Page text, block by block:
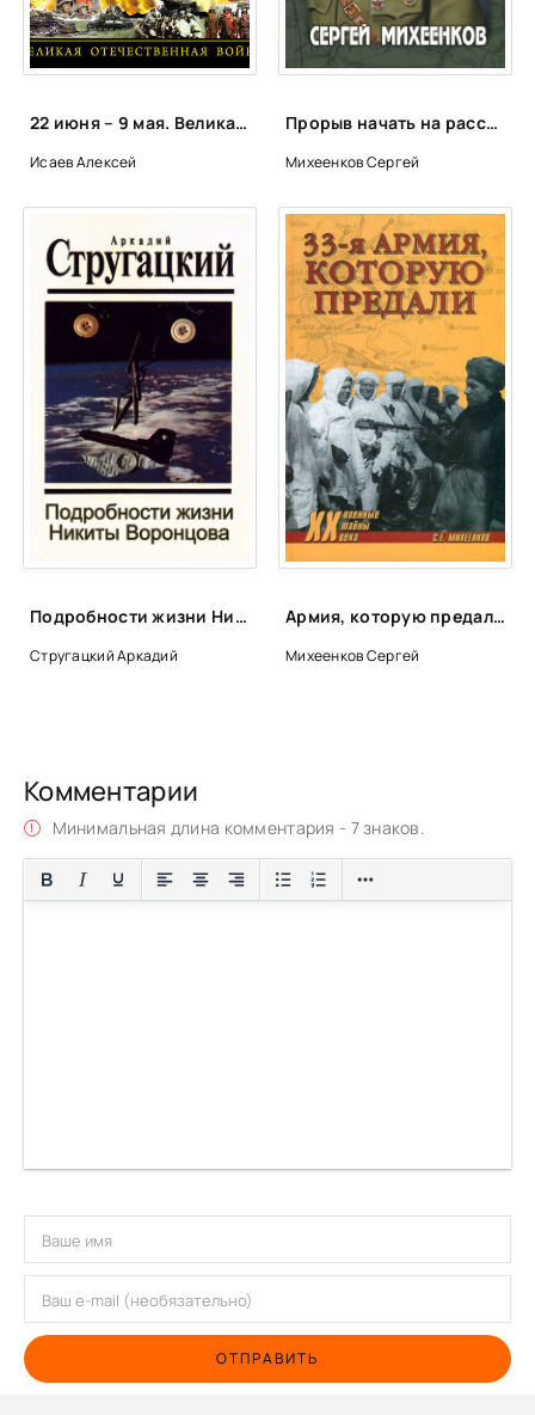
22 июня – 9 мая. Великая Отечественная война - Алексей Исаев, Артём Драбкин
Исаев Алексей
Прорыв начать на рассвете - Сергей Михеенков
Михеенков Сергей
Подробности жизни Никиты Воронцова - Аркадий Стругацкий, Борис Стругацкий
Стругацкий Аркадий
Армия, которую предали - Сергей Михеенков
Михеенков Сергей
Комментарии
Минимальная длина комментария - 7 знаков.
ОТПРАВИТЬ